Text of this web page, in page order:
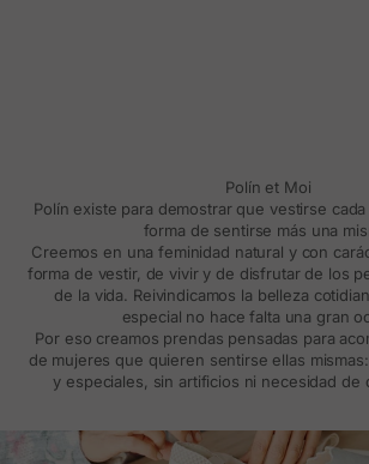
Polín et Moi
Polín existe para demostrar que vestirse
forma de sentirse más una
Creemos en una feminidad natural y con
forma de vestir, de vivir y de disfrutar de los
de la vida. Reivindicamos la belleza
especial no hace falta una gran
Por eso creamos prendas pensadas para
de mujeres que quieren sentirse ellas
y especiales, sin artificios ni necesidad de